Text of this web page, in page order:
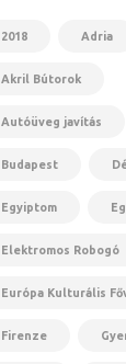
2018 Adria
Akril Bútorok
Autóüveg javítás
Budapest
Egyiptom
Elektromos Robogó
Európa Kulturális
Firenze